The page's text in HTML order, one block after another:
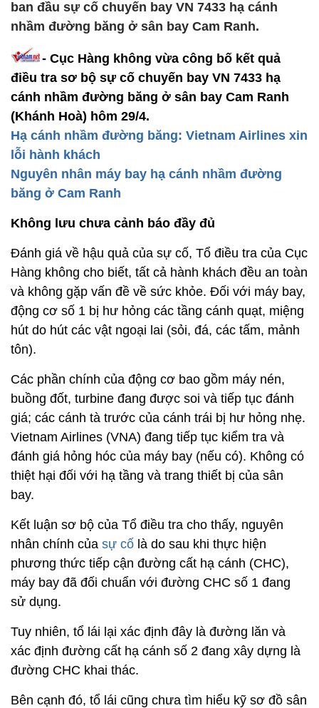
ban đầu sự cố chuyến bay VN 7433 hạ cánh
nhầm đường băng ở sân bay Cam Ranh.
- Cục Hàng không vừa công bố kết quả
điều tra sơ bộ sự cố chuyến bay VN 7433 hạ
cánh nhầm đường băng ở sân bay Cam Ranh
(Khánh Hoà) hôm 29/4.
Hạ cánh nhầm đường băng: Vietnam Airlines xin
lỗi hành khách
Nguyên nhân máy bay hạ cánh nhầm đường
băng ở Cam Ranh
Không lưu chưa cảnh báo đầy đủ
Đánh giá về hậu quả của sự cố, Tổ điều tra của Cục
Hàng không cho biết, tất cả hành khách đều an toàn
và không gặp vấn đề về sức khỏe. Đối với máy bay,
động cơ số 1 bị hư hỏng các tầng cánh quạt, miệng
hút do hút các vật ngoại lai (sỏi, đá, các tấm, mảnh
tôn).
Các phần chính của động cơ bao gồm máy nén,
buồng đốt, turbine đang được soi và tiếp tục đánh
giá; các cánh tà trước của cánh trái bị hư hỏng nhẹ.
Vietnam Airlines (VNA) đang tiếp tục kiểm tra và
đánh giá hỏng hóc của máy bay (nếu có). Không có
thiệt hại đối với hạ tầng và trang thiết bị của sân
bay.
Kết luận sơ bộ của Tổ điều tra cho thấy, nguyên
nhân chính của sự cố là do sau khi thực hiện
phương thức tiếp cận đường cất hạ cánh (CHC),
máy bay đã đối chuẩn với đường CHC số 1 đang
sử dụng.
Tuy nhiên, tổ lái lại xác định đây là đường lăn và
xác định đường cất hạ cánh số 2 đang xây dựng là
đường CHC khai thác.
Bên cạnh đó, tổ lái cũng chưa tìm hiểu kỹ sơ đồ sân